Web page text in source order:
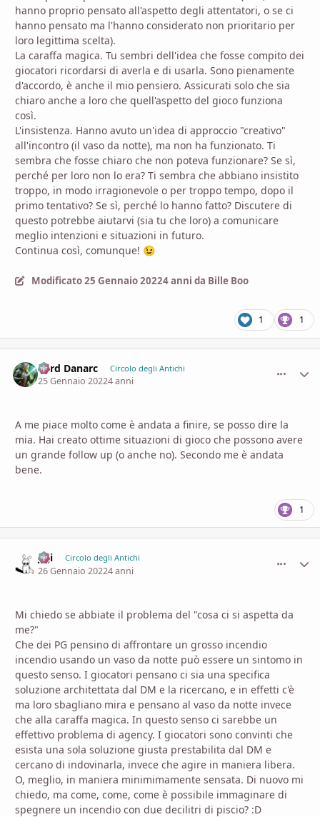
hanno proprio pensato all'aspetto degli attentatori, o se ci
hanno pensato ma l'hanno considerato non prioritario per
loro legittima scelta).
La caraffa magica. Tu sembri dell'idea che fosse compito dei
giocatori ricordarsi di averla e di usarla. Sono pienamente
d'accordo, è anche il mio pensiero. Assicurati solo che sia
chiaro anche a loro che quell'aspetto del gioco funziona
così.
L'insistenza. Hanno avuto un'idea di approccio "creativo"
all'incontro (il vaso da notte), ma non ha funzionato. Ti
sembra che fosse chiaro che non poteva funzionare? Se sì,
perché per loro non lo era? Ti sembra che abbiano insistito
troppo, in modo irragionevole o per troppo tempo, dopo il
primo tentativo? Se sì, perché lo hanno fatto? Discutere di
questo potrebbe aiutarvi (sia tu che loro) a comunicare
meglio intenzioni e situazioni in futuro.
Continua così, comunque! 😉
Modificato25 Gennaio 20224 anni da Bille Boo
1 1
Lord Danarc Circolo degli Antichi
25 Gennaio 20224 anni
A me piace molto come è andata a finire, se posso dire la
mia. Hai creato ottime situazioni di gioco che possono avere
un grande follow up (o anche no). Secondo me è andata
bene.
1
Ji ji Circolo degli Antichi
26 Gennaio 20224 anni
Mi chiedo se abbiate il problema del "cosa ci si aspetta da
me?"
Che dei PG pensino di affrontare un grosso incendio
incendio usando un vaso da notte può essere un sintomo in
questo senso. I giocatori pensano ci sia una specifica
soluzione architettata dal DM e la ricercano, e in effetti c'è
ma loro sbagliano mira e pensano al vaso da notte invece
che alla caraffa magica. In questo senso ci sarebbe un
effettivo problema di agency. I giocatori sono convinti che
esista una sola soluzione giusta prestabilita dal DM e
cercano di indovinarla, invece che agire in maniera libera.
O, meglio, in maniera minimimamente sensata. Di nuovo mi
chiedo, ma come, come, come è possibile immaginare di
spegnere un incendio con due decilitri di piscio? :D